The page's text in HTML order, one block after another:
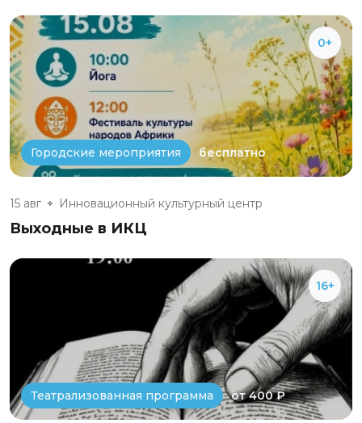
0+
Городские мероприятия бесплатно
15 авг Инновационный культурный центр
Выходные в ИКЦ
16+
Театрализованная программа от 400 ₽